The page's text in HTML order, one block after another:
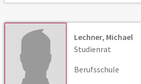
Lechner, Michael
Studienrat
Berufsschule